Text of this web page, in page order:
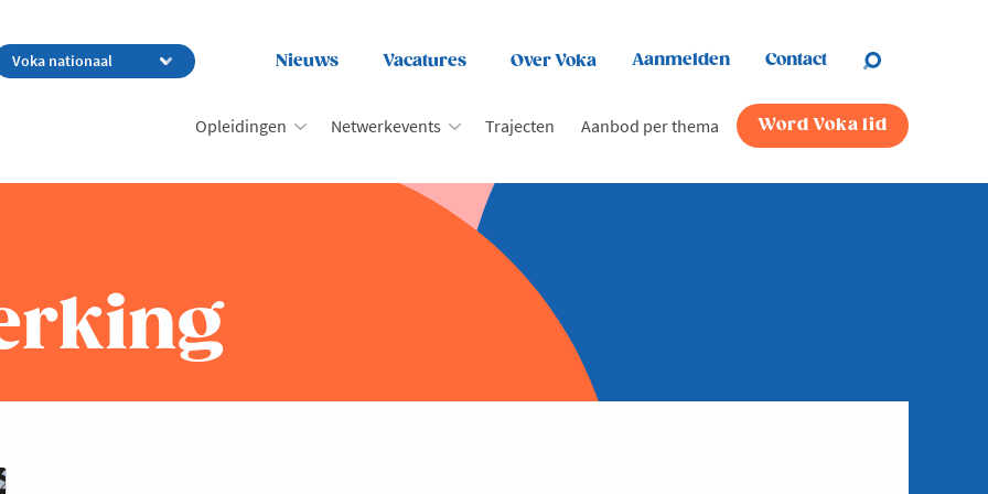
Nieuws Vacatures Over Voka Aanmelden Contact
Opleidingen Netwerkevents Trajecten Aanbod per thema Word Voka lid